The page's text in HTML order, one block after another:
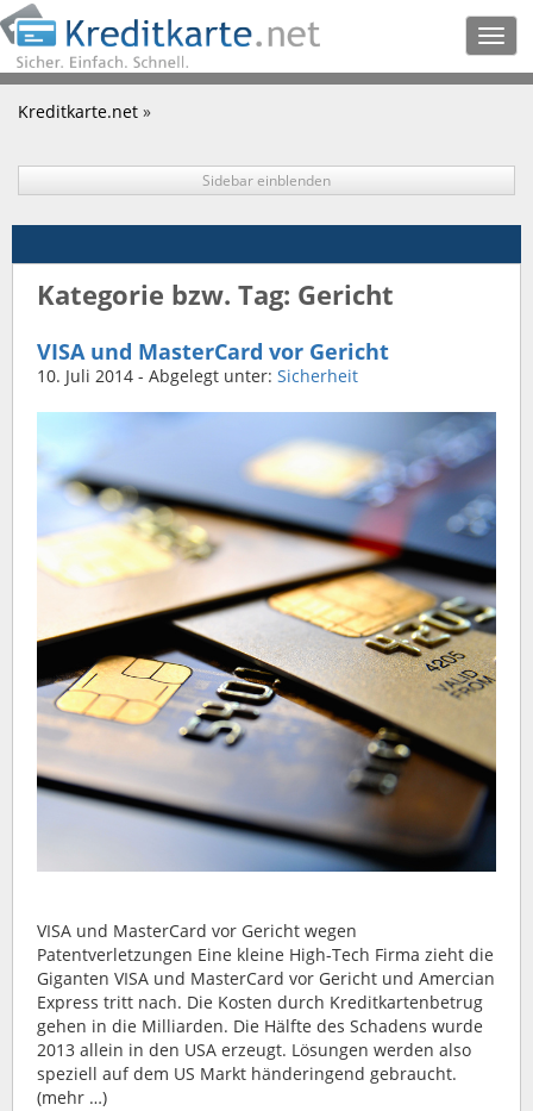
Kreditkarte.net »
Sidebar einblenden
Kategorie bzw. Tag: Gericht
VISA und MasterCard vor Gericht
10. Juli 2014 - Abgelegt unter: Sicherheit
VISA und MasterCard vor Gericht wegen
Patentverletzungen Eine kleine High-Tech Firma zieht die
Giganten VISA und MasterCard vor Gericht und Amercian
Express tritt nach. Die Kosten durch Kreditkartenbetrug
gehen in die Milliarden. Die Hälfte des Schadens wurde
2013 allein in den USA erzeugt. Lösungen werden also
speziell auf dem US Markt händeringend gebraucht.
(mehr …)